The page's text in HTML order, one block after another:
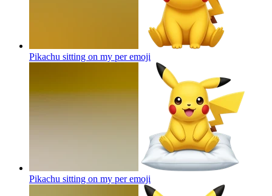
Pikachu sitting on my peremoji
Pikachu sitting on my peremoji